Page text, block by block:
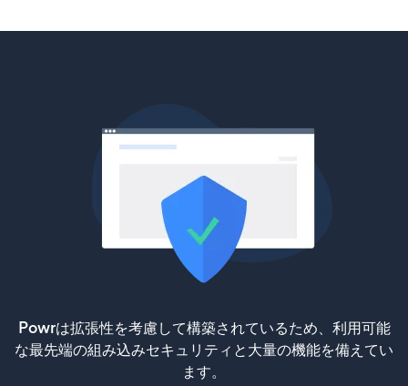
Powrは拡張性を考慮して構築されているため、利用可能
な最先端の組み込みセキュリティと大量の機能を備えてい
ます。